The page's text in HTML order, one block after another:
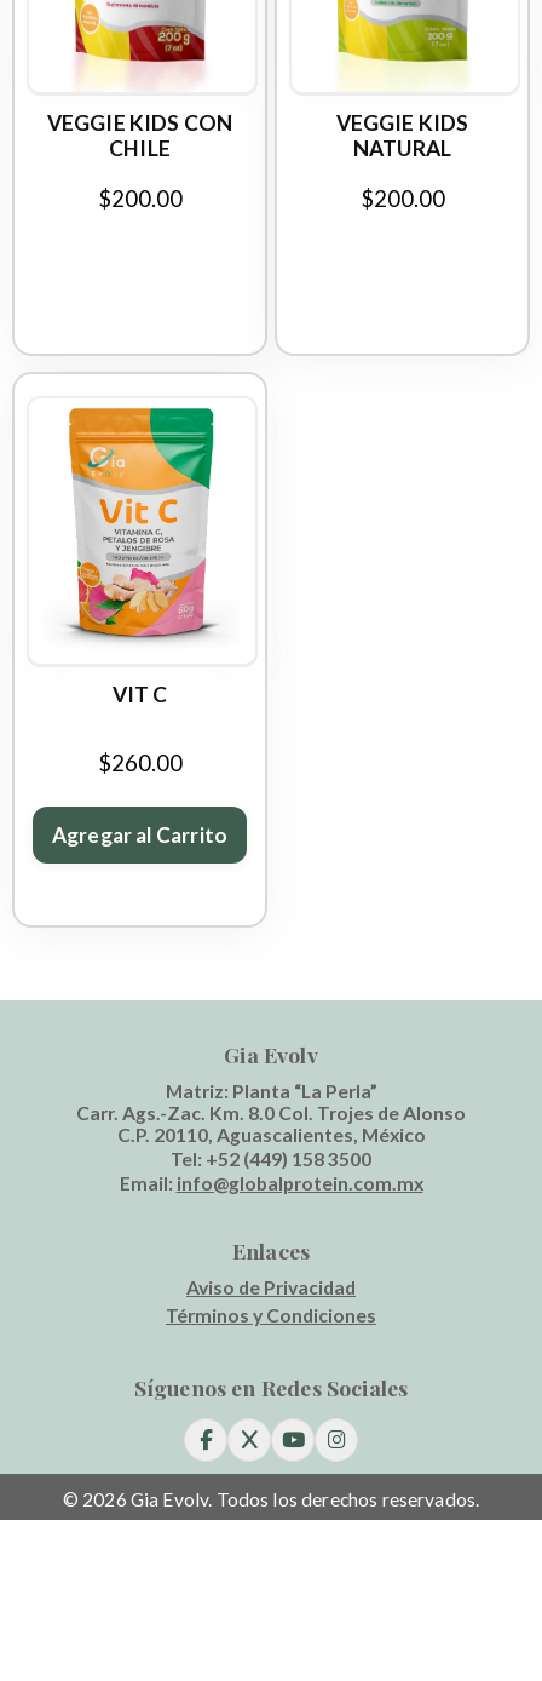
VEGGIE KIDS CON
CHILE
$200.00
VEGGIE KIDS
NATURAL
$200.00
VIT C
$260.00
Agregar al Carrito
Gia Evolv
Matriz: Planta “La Perla”
Carr. Ags.-Zac. Km. 8.0 Col. Trojes de Alonso
C.P. 20110, Aguascalientes, México
Tel: +52 (449) 158 3500
Email: info@globalprotein.com.mx
Enlaces
Aviso de Privacidad
Términos y Condiciones
Síguenos en Redes Sociales
© 2026 Gia Evolv. Todos los derechos reservados.